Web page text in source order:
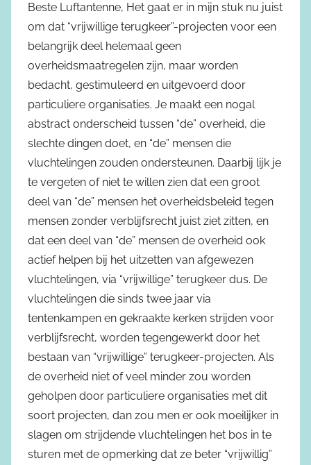
Beste Luftantenne, Het gaat er in mijn stuk nu juist
om dat “vrijwillige terugkeer”-projecten voor een
belangrijk deel helemaal geen
overheidsmaatregelen zijn, maar worden
bedacht, gestimuleerd en uitgevoerd door
particuliere organisaties. Je maakt een nogal
abstract onderscheid tussen “de” overheid, die
slechte dingen doet, en “de” mensen die
vluchtelingen zouden ondersteunen. Daarbij lijk je
te vergeten of niet te willen zien dat een groot
deel van “de” mensen het overheidsbeleid tegen
mensen zonder verblijfsrecht juist ziet zitten, en
dat een deel van “de” mensen de overheid ook
actief helpen bij het uitzetten van afgewezen
vluchtelingen, via “vrijwillige” terugkeer dus. De
vluchtelingen die sinds twee jaar via
tentenkampen en gekraakte kerken strijden voor
verblijfsrecht, worden tegengewerkt door het
bestaan van “vrijwillige” terugkeer-projecten. Als
de overheid niet of veel minder zou worden
geholpen door particuliere organisaties met dit
soort projecten, dan zou men er ook moeilijker in
slagen om strijdende vluchtelingen het bos in te
sturen met de opmerking dat ze beter “vrijwillig”